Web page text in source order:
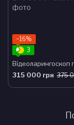
−16%
3
315 000 грн 375